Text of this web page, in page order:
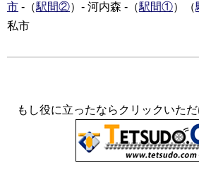
市 -（駅間②）- 河内森 -（駅間①）（
私市
もし役に立ったならクリックいた